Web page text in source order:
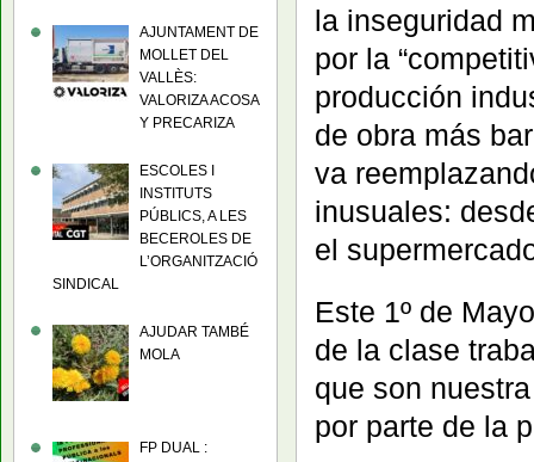
la inseguridad
por la
producción
de obra más
va
inusuales:
el
Este 1º de
de la clase
que son
por parte de la
AJUNTAMENT DE
MOLLET DEL
VALLÈS:
VALORIZA ACOSA
Y PRECARIZA
ESCOLES I
INSTITUTS
PÚBLICS, A LES
BECEROLES DE
L’ORGANITZACIÓ
SINDICAL
AJUDAR TAMBÉ
MOLA
FP DUAL :